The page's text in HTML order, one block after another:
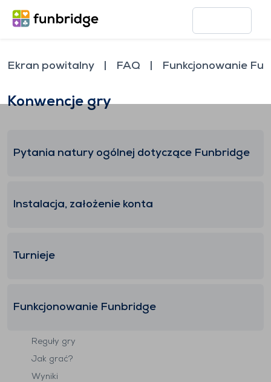
Ekran powitalny FAQ Funkcjonowanie
Konwencje gry
Pytania natury ogólnej dotyczące Funbridge
Instalacja, założenie konta
Turnieje
Funkcjonowanie Funbridge
Reguły gry
Jak grać?
Wyniki